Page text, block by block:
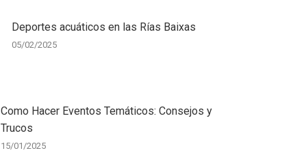
Deportes acuáticos en las Rías Baixas
05/02/2025
Como Hacer Eventos Temáticos: Consejos y
Trucos
15/01/2025